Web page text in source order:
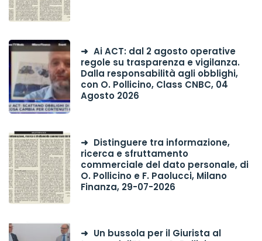
Ai ACT: dal 2 agosto operative
regole su trasparenza e vigilanza.
Dalla responsabilità agli obblighi,
con O. Pollicino, Class CNBC, 04
Agosto 2026
Distinguere tra informazione,
ricerca e sfruttamento
commerciale del dato personale, di
O. Pollicino e F. Paolucci, Milano
Finanza, 29-07-2026
Un bussola per il Giurista al